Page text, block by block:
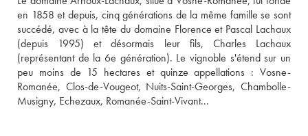
en 1858 et depuis, cinq générations de la même famille se sont
succédé, avec à la tête du domaine Florence et Pascal Lachaux
(depuis 1995) et désormais leur fils, Charles Lachaux
(représentant de la 6e génération). Le vignoble s'étend sur un
peu moins de 15 hectares et quinze appellations : Vosne-
Romanée, Clos-de-Vougeot, Nuits-Saint-Georges, Chambolle-
Musigny, Echezaux, Romanée-Saint-Vivant...